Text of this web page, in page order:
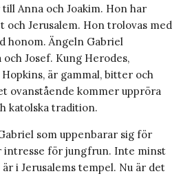
Anna och Joakim. Hon har
och Jerusalem. Hon trolovas med
honom. Ängeln Gabriel
Josef. Kung Herodes,
är gammal, bitter och
ovanstående kommer uppröra
katolska tradition.
som uppenbarar sig för
intresse för jungfrun. Inte minst
i Jerusalems tempel. Nu är det